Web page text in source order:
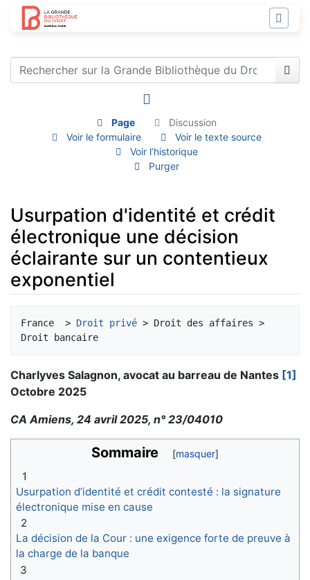
Page
Discussion
Voir le formulaire
Voir le texte source
Voir l’historique
Purger
Usurpation d'identité et crédit
électronique une décision
éclairante sur un contentieux
exponentiel
France  > Droit privé > Droit des affaires >
Charlyves Salagnon, avocat au barreau de Nantes [1]
Octobre 2025
CA Amiens, 24 avril 2025, n° 23/04010
Sommaire
1
Usurpation d’identité et crédit contesté : la signature
électronique mise en cause
2
La décision de la Cour : une exigence forte de preuve à
la charge de la banque
3